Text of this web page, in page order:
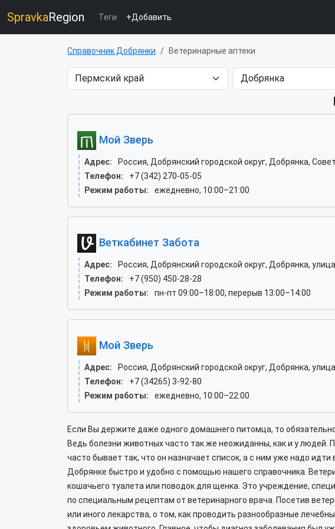
SpravkaRegion Теги +Добавить
Справочник Добрянки Ветеринарные аптеки
Мой Зверь
Адрес:
Россия, Добрянский городской округ, Добрянка,
Телефон:
+7 (342) 270-05-05
Режим работы:
ежедневно, 10:00–21:00
Веткабинет Забота
Адрес:
Россия, Добрянский городской округ, Добрянка,
Телефон:
+7 (950) 450-28-28
Режим работы:
пн-пт 09:00–18:00, перерыв 13:00–14:00
Мой Зверь
Адрес:
Россия, Добрянский городской округ, Добрянка,
Телефон:
+7 (34265) 3-92-80
Режим работы:
ежедневно, 10:00–22:00
Если Вы держите даже одного домашнего питомца, то
Ведь болезни животных часто так же неожиданны, как и у людей.
часто бывает так, что он назначает список, а с ним уже надо
Добрянке быстро и удобно с помощью нашего справочника.
кошачьего туалета или поводок для щенка. Это учреждение,
по специальным рецептам от ветеринарного врача. Посетив
или иного лекарства, о том, как проводить разнообразные